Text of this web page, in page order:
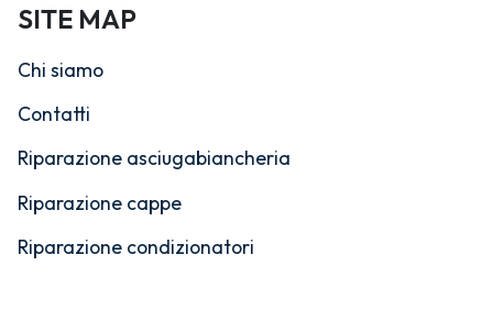
SITE MAP
Chi siamo
Contatti
Riparazione asciugabiancheria
Riparazione cappe
Riparazione condizionatori